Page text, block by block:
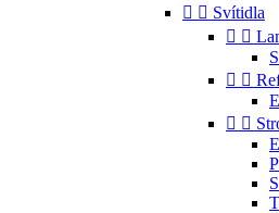
  Svítidla
 
 
 